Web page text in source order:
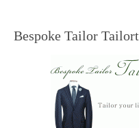
Bespoke Tailor Tailort